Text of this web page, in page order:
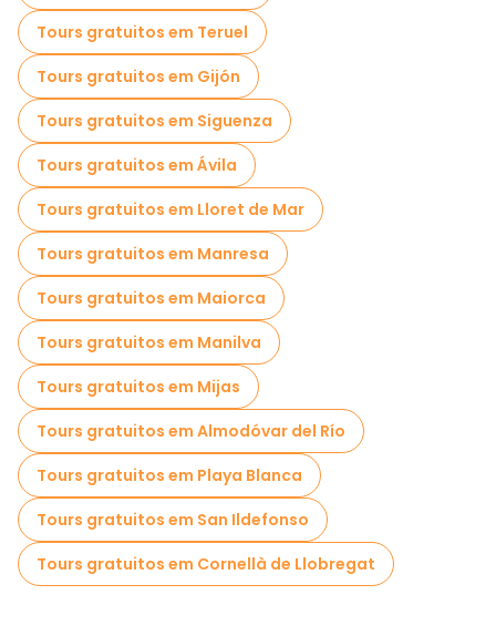
Tours gratuitos em Teruel
Tours gratuitos em Gijón
Tours gratuitos em Siguenza
Tours gratuitos em Ávila
Tours gratuitos em Lloret de Mar
Tours gratuitos em Manresa
Tours gratuitos em Maiorca
Tours gratuitos em Manilva
Tours gratuitos em Mijas
Tours gratuitos em Almodóvar del Río
Tours gratuitos em Playa Blanca
Tours gratuitos em San Ildefonso
Tours gratuitos em Cornellà de Llobregat